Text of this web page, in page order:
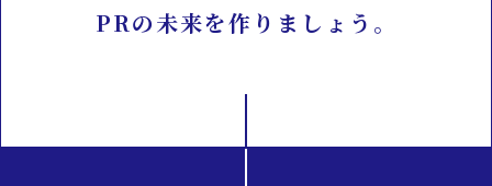
PRの未来を作りましょう。